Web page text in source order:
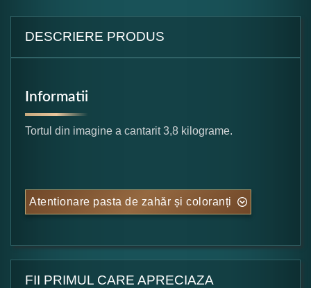
DESCRIERE PRODUS
Informatii
Tortul din imagine a cantarit 3,8 kilograme.
Atentionare pasta de zahăr și coloranți
FII PRIMUL CARE APRECIAZA